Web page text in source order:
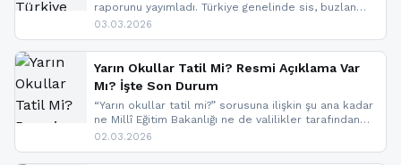
raporunu yayımladı. Türkiye genelinde sis, buzlanma
ve don beklenirken Doğu Anadolu ve Doğu
yapıldı. İşte son dakika meteoroloji gelişmeleri.
03.03.2026
Yarın Okullar Tatil Mi? Resmi Açıklama Var
Mı? İşte Son Durum
“Yarın okullar tatil mi?” sorusuna ilişkin şu ana kadar
ne Millî Eğitim Bakanlığı ne de valilikler tarafından
yapılmış resmi bir tatil açıklaması bulunmamaktadır.
paylaşacağız. En hızlı şekilde haberdar olmak için
02.03.2026